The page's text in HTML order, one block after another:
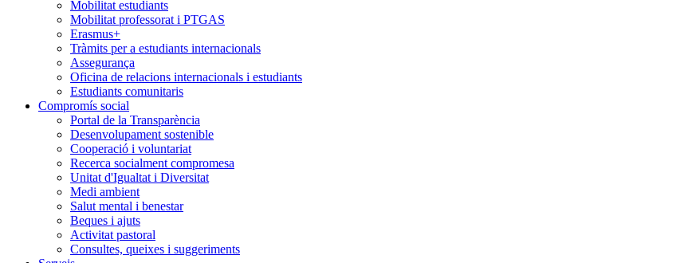
Mobilitat estudiants
Mobilitat professorat i PTGAS
Erasmus+
Tràmits per a estudiants internacionals
Assegurança
Oficina de relacions internacionals i estudiants
Estudiants comunitaris
Compromís social
Portal de la Transparència
Desenvolupament sostenible
Cooperació i voluntariat
Recerca socialment compromesa
Unitat d'Igualtat i Diversitat
Medi ambient
Salut mental i benestar
Beques i ajuts
Activitat pastoral
Consultes, queixes i suggeriments